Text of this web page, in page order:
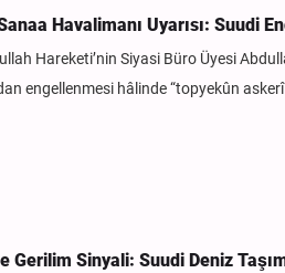
Havalimanı Uyarısı: Suudi
Hareketi’nin Siyasi Büro Üyesi
engellenmesi hâlinde “topyekûn askerî
Gerilim Sinyali: Suudi Deniz